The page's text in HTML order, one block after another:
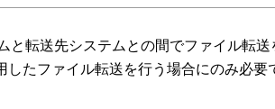
と転送先システムとの間でファイル転
たファイル転送を行う場合にのみ必要